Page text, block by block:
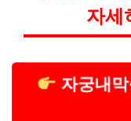
자세
자궁내